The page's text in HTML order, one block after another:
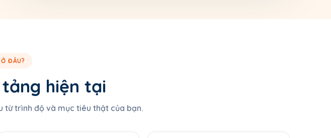
ĐÂU?
hiện tại
từ trình độ và mục tiêu thật của bạn.